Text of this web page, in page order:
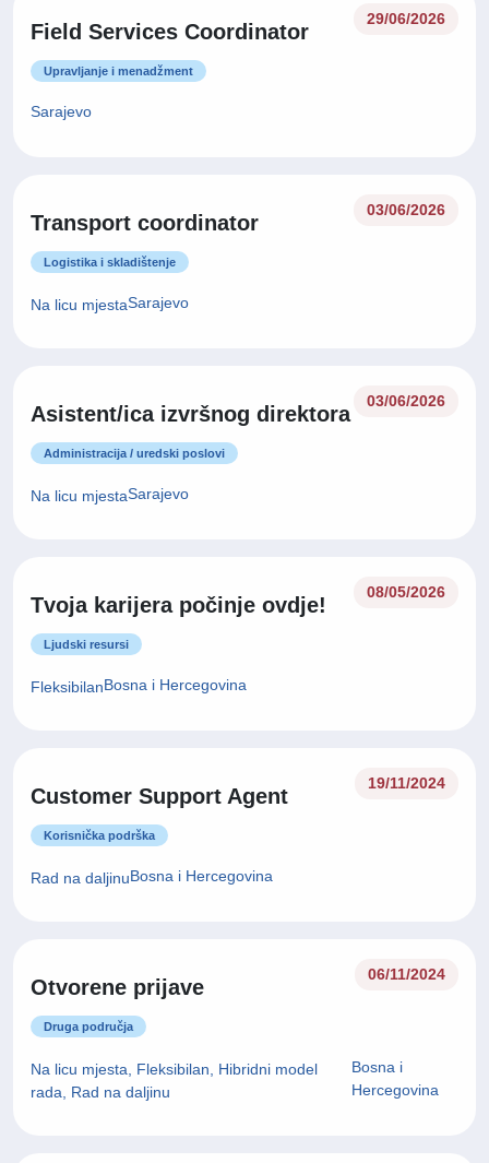
Field Services Coordinator
29/06/2026
Upravljanje i menadžment
Sarajevo
Transport coordinator
03/06/2026
Logistika i skladištenje
Na licu mjestaSarajevo
Asistent/ica izvršnog direktora
03/06/2026
Administracija / uredski poslovi
Na licu mjestaSarajevo
Tvoja karijera počinje ovdje!
08/05/2026
Ljudski resursi
FleksibilanBosna i Hercegovina
Customer Support Agent
19/11/2024
Korisnička podrška
Rad na daljinuBosna i Hercegovina
Otvorene prijave
06/11/2024
Druga područja
Na licu mjesta, Fleksibilan, Hibridni model
rada, Rad na daljinu
Bosna i
Hercegovina